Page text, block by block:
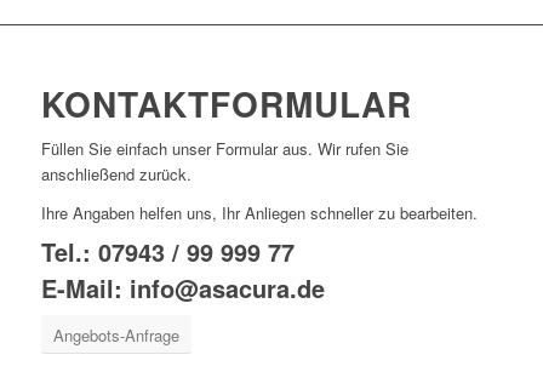
KONTAKTFORMULAR
Füllen Sie einfach unser Formular aus. Wir rufen Sie
anschließend zurück.
Ihre Angaben helfen uns, Ihr Anliegen schneller zu bearbeiten.
Tel.: 07943 / 99 999 77
E-Mail: info@asacura.de
Angebots-Anfrage